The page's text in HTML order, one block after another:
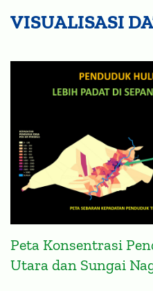
VISUALISASI
Peta Konsentrasi
Utara dan Sungai